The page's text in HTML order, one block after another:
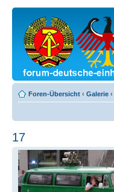
Foren-Übersicht ‹ Galerie ‹
17